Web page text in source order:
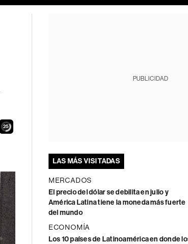
23
PUBLICIDAD
LAS MÁS VISITADAS
MERCADOS
El precio del dólar se debilita en julio y
América Latina tiene la moneda más fuerte
del mundo
ECONOMÍA
Los 10 países de Latinoamérica en donde